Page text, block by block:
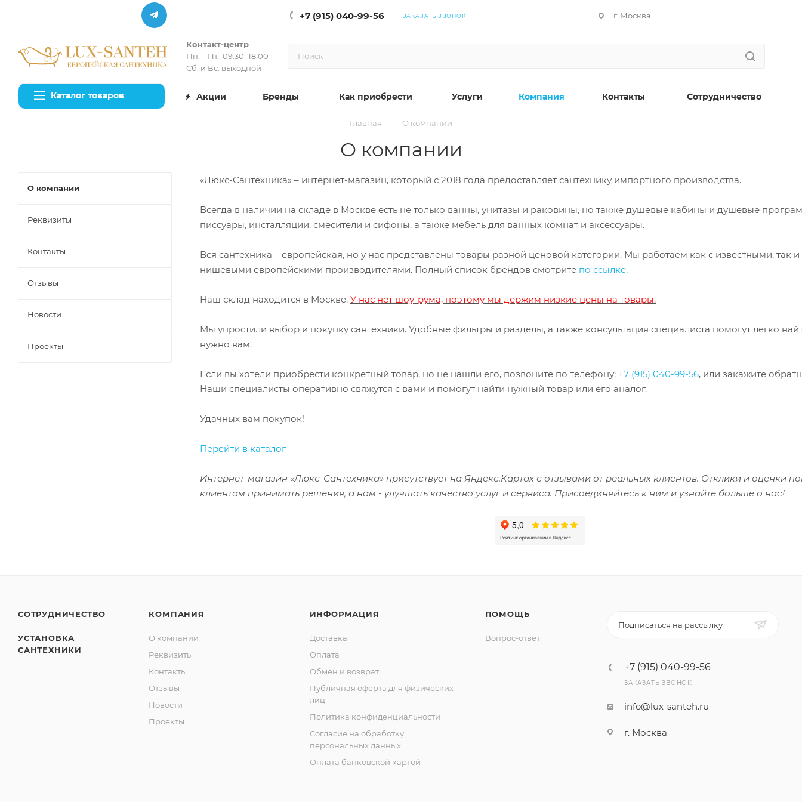
+7 (915) 040-99-56 ЗАКАЗАТЬ ЗВОНОК г. Москва
Контакт-центр
Пн. – Пт.: 09:30–18:00
Сб. и Вс. выходной
Каталог товаров Акции Бренды Как приобрести Услуги Компания Контакты Сотрудничество
Главная — О компании
О компании
«Люкс-Сантехника» – интернет-магазин, который с 2018 года предоставляет сантехнику импортного производства.
Всегда в наличии на складе в Москве есть не только ванны, унитазы и раковины, но также душевые кабины и душевые
писсуары, инсталляции, смесители и сифоны, а также мебель для ванных комнат и аксессуары.
Вся сантехника – европейская, но у нас представлены товары разной ценовой категории. Мы работаем как с известными, так и
нишевыми европейскими производителями. Полный список брендов смотрите по ссылке.
Наш склад находится в Москве. У нас нет шоу-рума, поэтому мы держим низкие цены на товары.
Мы упростили выбор и покупку сантехники. Удобные фильтры и разделы, а также консультация специалиста помогут легко
нужно вам.
Если вы хотели приобрести конкретный товар, но не нашли его, позвоните по телефону: +7 (915) 040-99-56, или закажите
Наши специалисты оперативно свяжутся с вами и помогут найти нужный товар или его аналог.
Удачных вам покупок!
Перейти в каталог
Интернет-магазин «Люкс-Сантехника» присутствует на Яндекс.Картах с отзывами от реальных клиентов. Отклики и оценки
клиентам принимать решения, а нам - улучшать качество услуг и сервиса. Присоединяйтесь к ним и узнайте больше о нас!
О компании
Реквизиты
Контакты
Отзывы
Новости
Проекты
СОТРУДНИЧЕСТВО
УСТАНОВКА
САНТЕХНИКИ
КОМПАНИЯ
О компании
Реквизиты
Контакты
Отзывы
Новости
Проекты
ИНФОРМАЦИЯ
Доставка
Оплата
Обмен и возврат
Публичная оферта для физических
лиц
Политика конфиденциальности
Согласие на обработку
персональных данных
Оплата банковской картой
ПОМОЩЬ
Вопрос-ответ
Подписаться на рассылку
+7 (915) 040-99-56
ЗАКАЗАТЬ ЗВОНОК
info@lux-santeh.ru
г. Москва